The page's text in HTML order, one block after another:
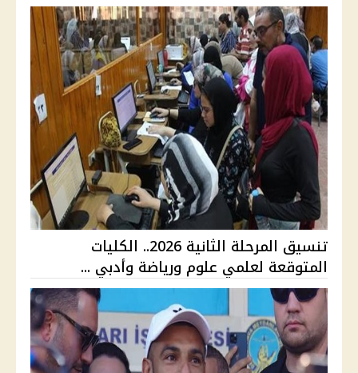
تنسيق المرحلة الثانية 2026.. الكليات
المتوقعة لعلمي علوم ورياضة وأدبي ...